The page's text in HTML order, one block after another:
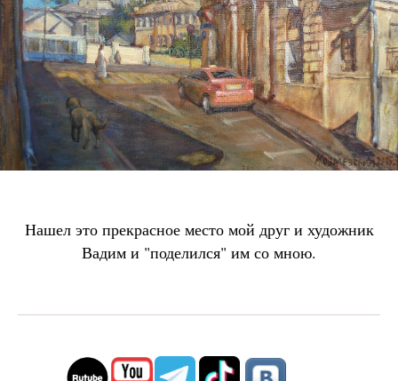
Нашел это прекрасное место мой друг и художник
Вадим и "поделился" им со мною.